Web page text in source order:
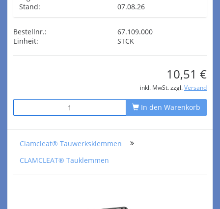
Stand:
07.08.26
Bestellnr.:
67.109.000
Einheit:
STCK
10,51 €
inkl. MwSt. zzgl. Versand
In den Warenkorb
Clamcleat® Tauwerksklemmen
CLAMCLEAT® Tauklemmen